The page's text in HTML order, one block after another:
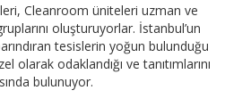
Cleanroom üniteleri uzman ve
oluşturuyorlar. İstanbul’un
tesislerin yoğun bulunduğu
olarak odaklandığı ve tanıtımlarını
bulunuyor.